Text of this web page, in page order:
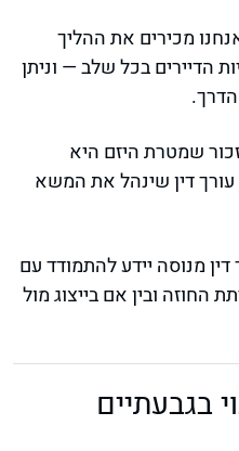
מכירים את ההליך
הדיירים בכל שלב — וניתן
שמטרת היזם היא
עורך דין שינהל את המשא
דין מנוסה יידע להתמודד עם
החוזה ובין אם בייצוג מול
בגבעתיים